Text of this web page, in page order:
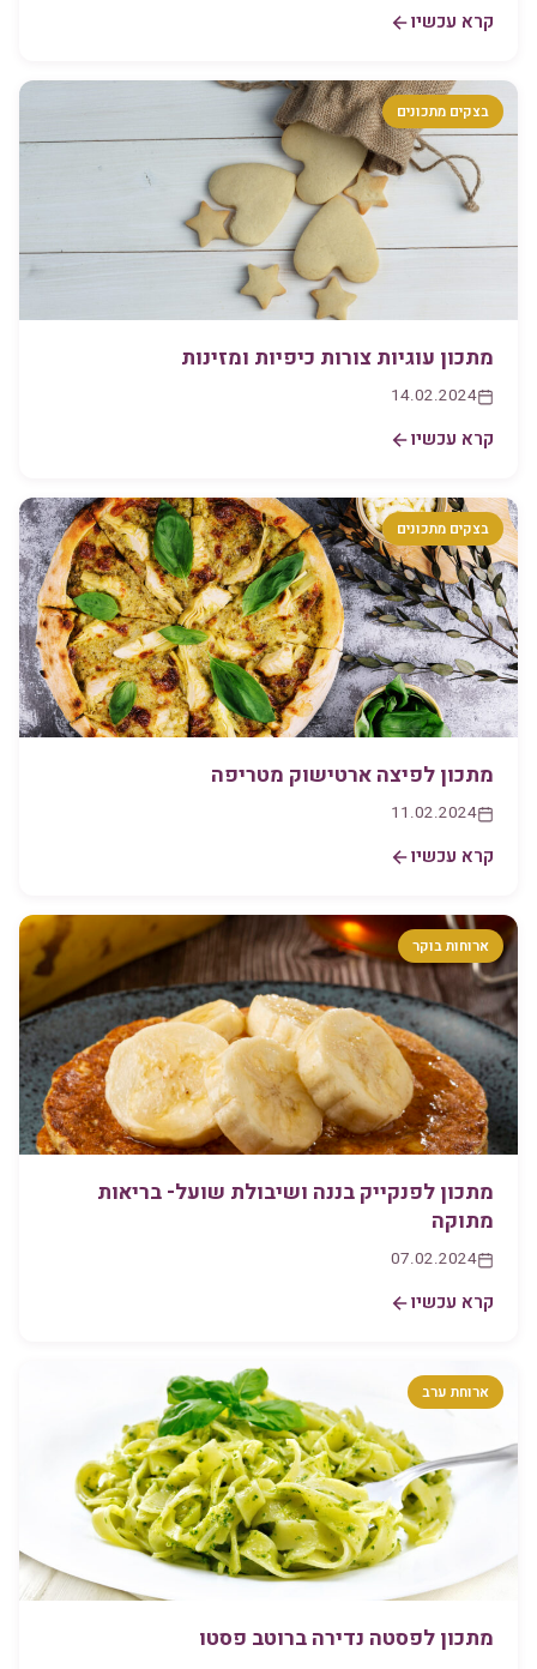
קרא עכשיו
בצקים מתכונים
מתכון עוגיות צורות כיפיות ומזינות
14.02.2024
קרא עכשיו
בצקים מתכונים
מתכון לפיצה ארטישוק מטריפה
11.02.2024
קרא עכשיו
ארוחות בוקר
מתכון לפנקייק בננה ושיבולת שועל- בריאות
מתוקה
07.02.2024
קרא עכשיו
ארוחת ערב
מתכון לפסטה נדירה ברוטב פסטו